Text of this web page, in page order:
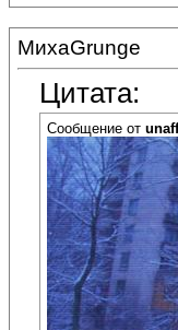
МихаGrunge
Цитата:
Сообщение от